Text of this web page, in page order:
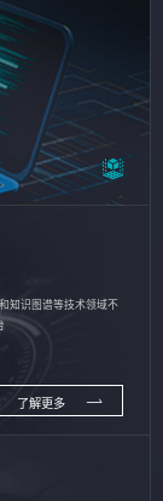
知识图谱等技术领域不
了解更多